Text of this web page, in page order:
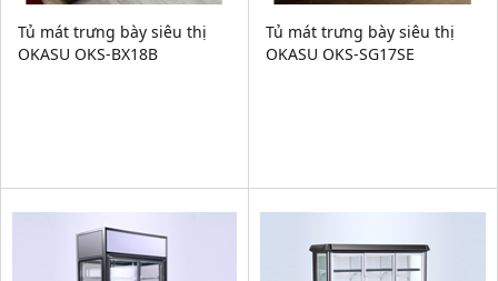
Tủ mát trưng bày siêu thị
OKASU OKS-BX18B
Tủ mát trưng bày siêu thị
OKASU OKS-SG17SE